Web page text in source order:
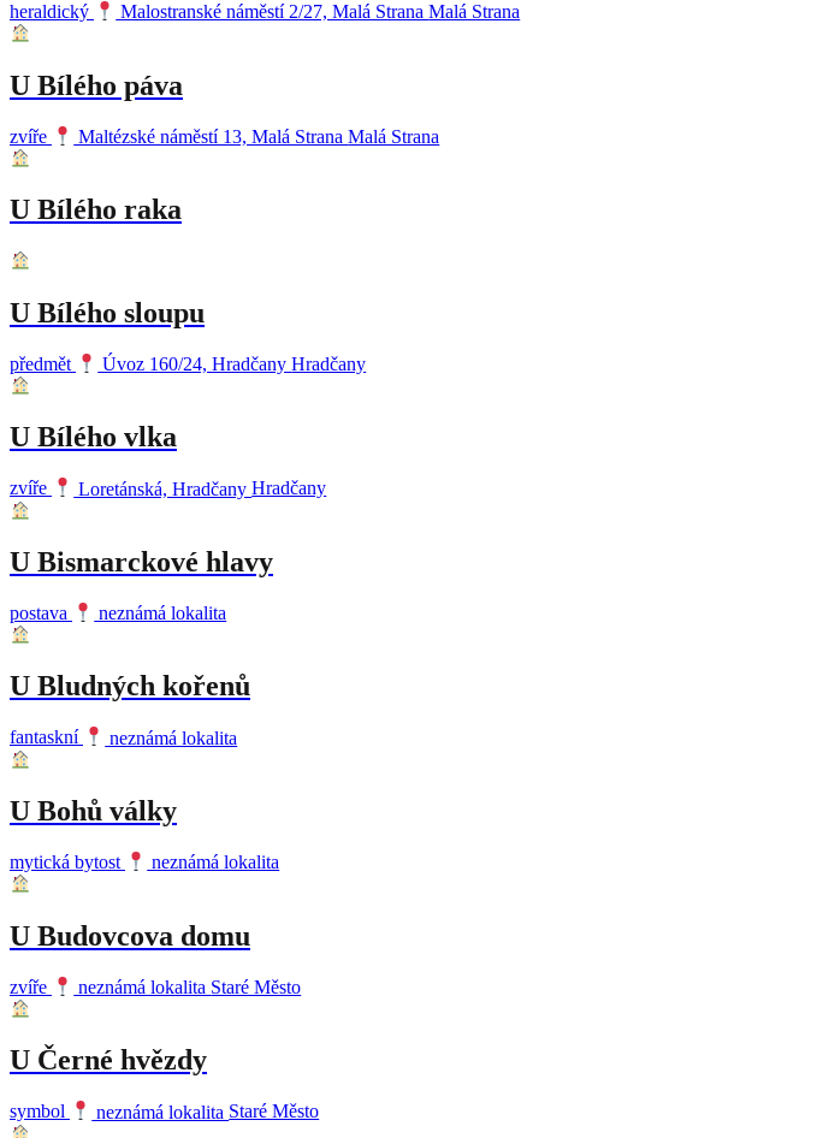
heraldický Malostranské náměstí 2/27, Malá StranaMalá Strana
U Bílého páva
zvíře Maltézské náměstí 13, Malá StranaMalá Strana
U Bílého raka
U Bílého sloupu
předmět Úvoz 160/24, HradčanyHradčany
U Bílého vlka
zvíře Loretánská, HradčanyHradčany
U Bismarckové hlavy
postava neznámá lokalita
U Bludných kořenů
fantaskní neznámá lokalita
U Bohů války
mytická bytost neznámá lokalita
U Budovcova domu
zvíře neznámá lokalita Staré Město
U Černé hvězdy
symbol neznámá lokalita Staré Město